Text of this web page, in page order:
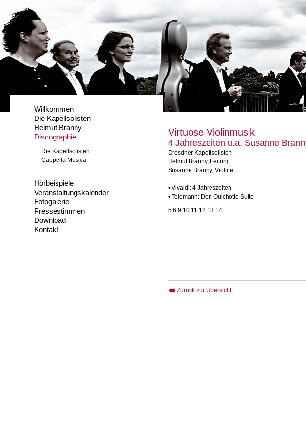
Willkommen
Die Kapellsolisten
Helmut Branny
Discographie
Die Kapellsolisten
Cappella Musica
Hörbeispiele
Veranstaltungskalender
Fotogalerie
Pressestimmen
Download
Kontakt
Virtuose Violinmusik
4 Jahreszeiten u.a. Susanne
Dresdner Kapellsolisten
Helmut Branny, Leitung
Susanne Branny, Violine
• Vivaldi: 4 Jahreszeiten
• Telemann: Don Quichotte Suite
5 6 9 10 11 12 13 14
Zurück zur Übersicht